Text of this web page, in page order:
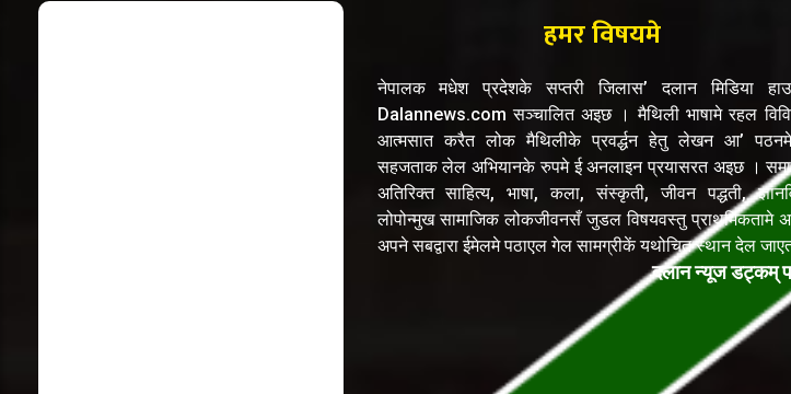
हमर विषयमे
नेपालक मधेश प्रदेशके सप्तरी जिलास’ दलान मिडिया
Dalannews.com सञ्चालित अइछ । मैथिली भाषामे रहल
आत्मसात करैत लोक मैथिलीके प्रवर्द्धन हेतु लेखन आ’
सहजताक लेल अभियानके रुपमे ई अनलाइन प्रयासरत अइछ ।
अतिरिक्त साहित्य, भाषा, कला, संस्कृती, जीवन पद्धती,
लोपोन्मुख सामाजिक लोकजीवनसँ जुडल विषयवस्तु प्राथमिकतामे
अपने सबद्वारा ईमेलमे पठाएल गेल सामग्रीकें यथोचित स्थान देल
दलान न्यूज डट्कम्